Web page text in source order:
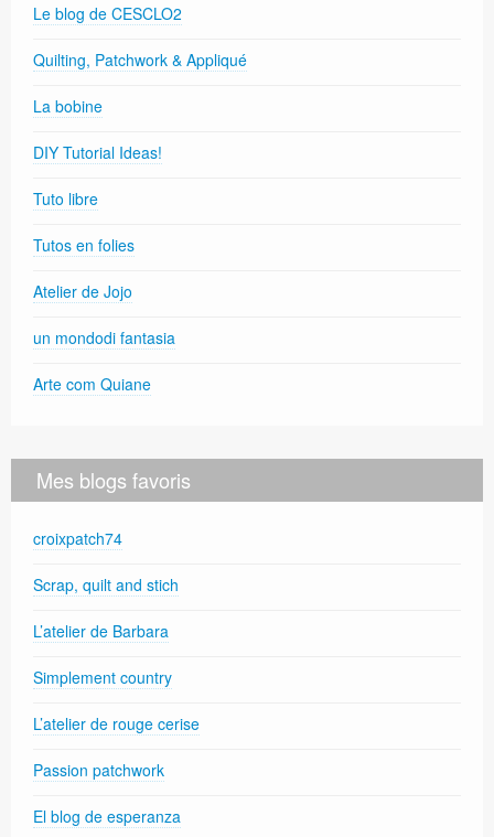
Le blog de CESCLO2
Quilting, Patchwork & Appliqué
La bobine
DIY Tutorial Ideas!
Tuto libre
Tutos en folies
Atelier de Jojo
un mondodi fantasia
Arte com Quiane
Mes blogs favoris
croixpatch74
Scrap, quilt and stich
L’atelier de Barbara
Simplement country
L’atelier de rouge cerise
Passion patchwork
El blog de esperanza